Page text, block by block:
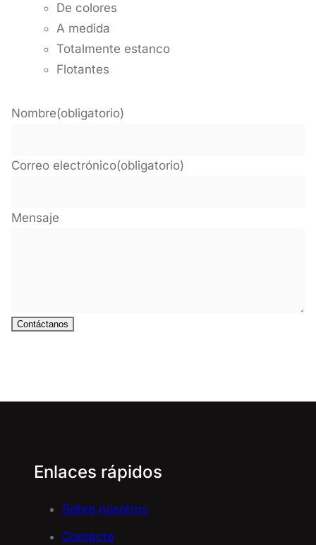
De colores
A medida
Totalmente estanco
Flotantes
Nombre(obligatorio)
Correo electrónico(obligatorio)
Mensaje
Contáctanos
Enlaces rápidos
Sobre nosotros
Contacta